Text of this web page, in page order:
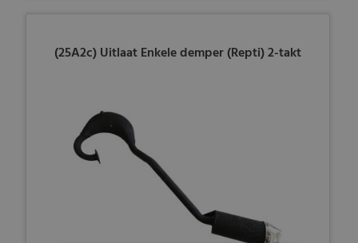
(25A2c) Uitlaat Enkele demper (Repti) 2-takt